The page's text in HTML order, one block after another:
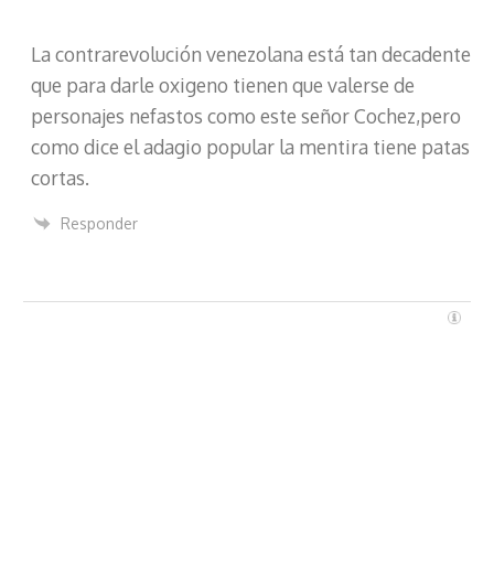
La contrarevolución venezolana está tan decadente
que para darle oxigeno tienen que valerse de
personajes nefastos como este señor Cochez,pero
como dice el adagio popular la mentira tiene patas
cortas.
Responder